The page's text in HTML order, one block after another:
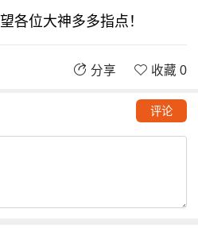
各位大神多多指点！
分享 收藏 0
评论